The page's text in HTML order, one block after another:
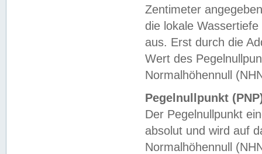
Zentimeter
die lokale
aus. Erst durch die
Wert des
Normalhöhennull
Pegelnullpunkt
Der Pegelnullpunkt
absolut und wird auf
Normalhöhennull